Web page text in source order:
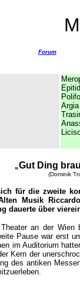
Forum
„Gut Ding
(Dominik
für die zweite
Musik
dauerte über
an der
Pause war erst
im Auditorium
Kern der
des antiken